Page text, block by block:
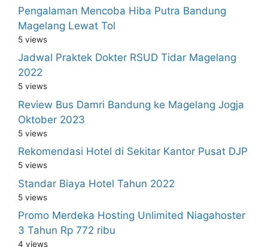
Pengalaman Mencoba Hiba Putra Bandung
Magelang Lewat Tol
5 views
Jadwal Praktek Dokter RSUD Tidar Magelang
2022
5 views
Review Bus Damri Bandung ke Magelang Jogja
Oktober 2023
5 views
Rekomendasi Hotel di Sekitar Kantor Pusat DJP
5 views
Standar Biaya Hotel Tahun 2022
5 views
Promo Merdeka Hosting Unlimited Niagahoster
3 Tahun Rp 772 ribu
4 views